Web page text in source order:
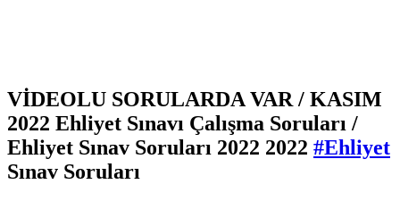
VİDEOLU SORULARDA VAR / KASIM
2022 Ehliyet Sınavı Çalışma Soruları /
Ehliyet Sınav Soruları 2022 2022 #Ehliyet
Sınav Soruları